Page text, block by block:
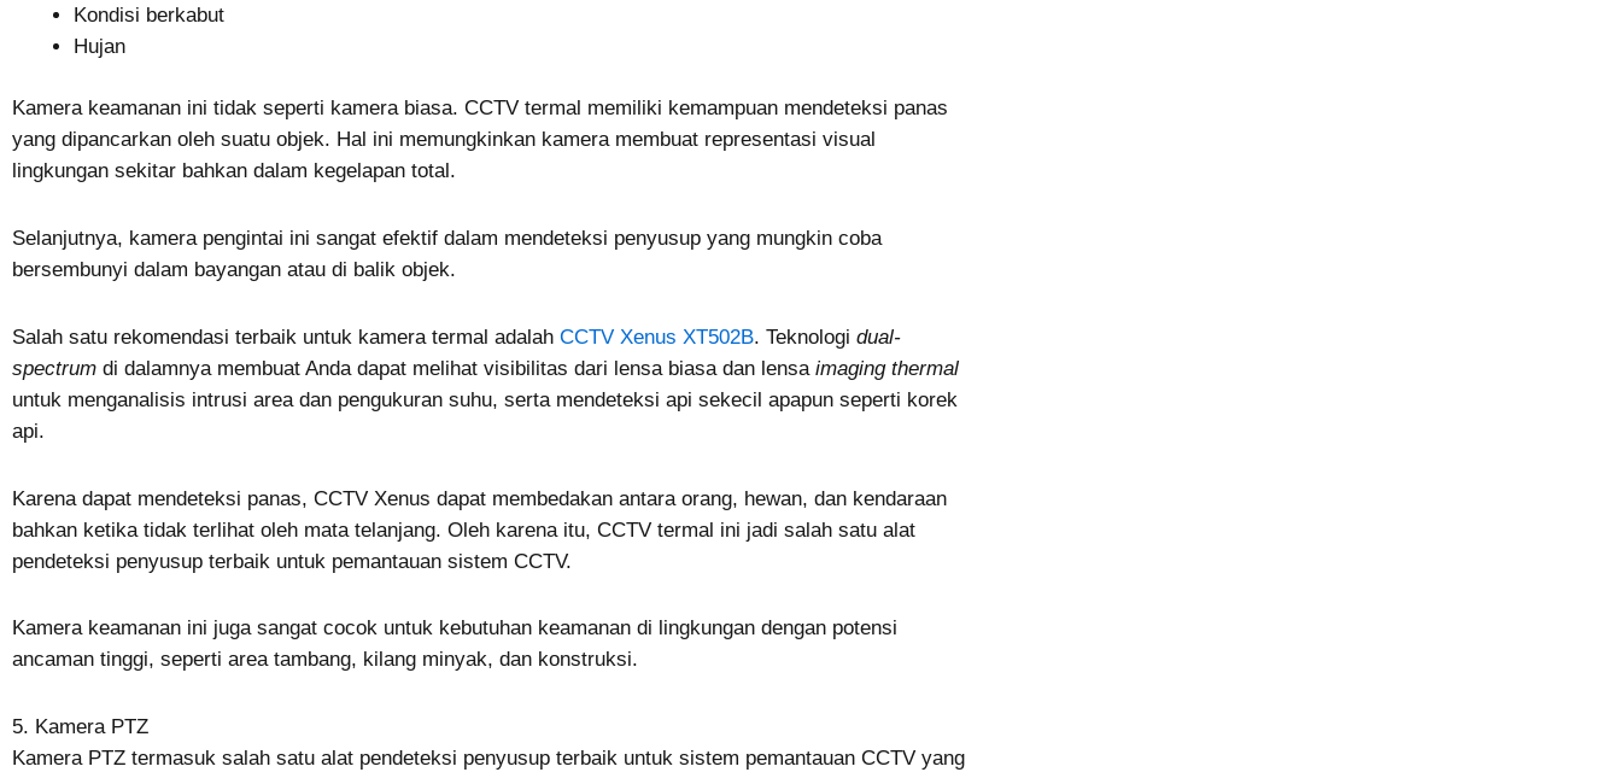
Kondisi berkabut
Hujan
Kamera keamanan ini tidak seperti kamera biasa. CCTV termal memiliki kemampuan mendeteksi panas
yang dipancarkan oleh suatu objek. Hal ini memungkinkan kamera membuat representasi visual
lingkungan sekitar bahkan dalam kegelapan total.
Selanjutnya, kamera pengintai ini sangat efektif dalam mendeteksi penyusup yang mungkin coba
bersembunyi dalam bayangan atau di balik objek.
Salah satu rekomendasi terbaik untuk kamera termal adalah CCTV Xenus XT502B. Teknologi dual-
spectrum di dalamnya membuat Anda dapat melihat visibilitas dari lensa biasa dan lensa imaging thermal
untuk menganalisis intrusi area dan pengukuran suhu, serta mendeteksi api sekecil apapun seperti korek
api.
Karena dapat mendeteksi panas, CCTV Xenus dapat membedakan antara orang, hewan, dan kendaraan
bahkan ketika tidak terlihat oleh mata telanjang. Oleh karena itu, CCTV termal ini jadi salah satu alat
pendeteksi penyusup terbaik untuk pemantauan sistem CCTV.
Kamera keamanan ini juga sangat cocok untuk kebutuhan keamanan di lingkungan dengan potensi
ancaman tinggi, seperti area tambang, kilang minyak, dan konstruksi.
5. Kamera PTZ
Kamera PTZ termasuk salah satu alat pendeteksi penyusup terbaik untuk sistem pemantauan CCTV yang